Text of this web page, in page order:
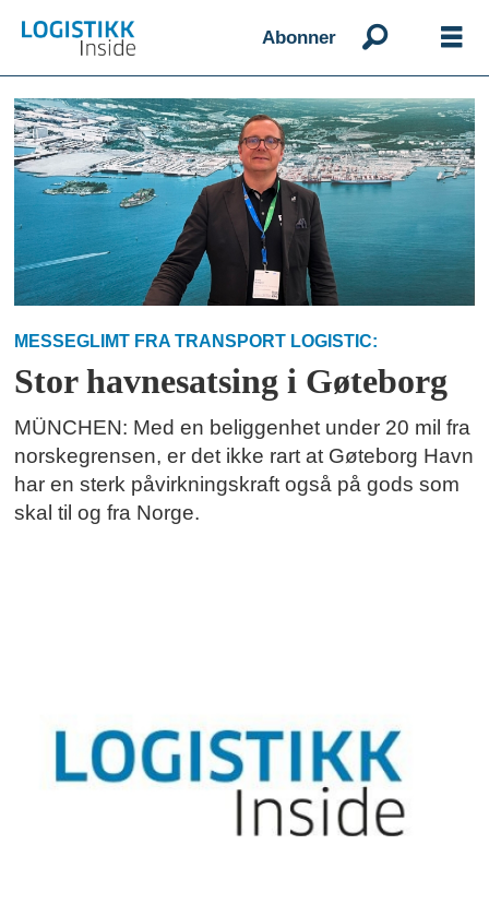
Abonner
Emne:
gothenburg
roro
terminal
MESSEGLIMT FRA TRANSPORT LOGISTIC:
Stor havnesatsing i Gøteborg
MÜNCHEN: Med en beliggenhet under 20 mil fra
norskegrensen, er det ikke rart at Gøteborg Havn
har en sterk påvirkningskraft også på gods som
skal til og fra Norge.